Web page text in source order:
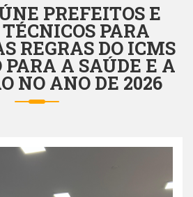
PREFEITOS E
TÉCNICOS PARA
REGRAS DO ICMS
PARA A SAÚDE E A
NO ANO DE 2026